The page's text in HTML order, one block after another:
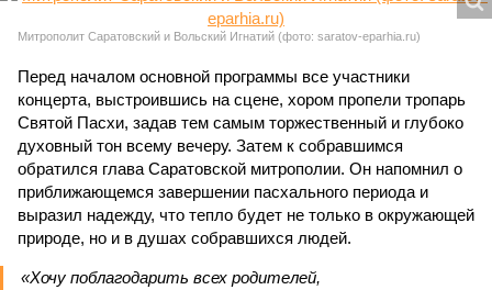
Митрополит Саратовский и Вольский Игнатий (фото: saratov-eparhia.ru)
Перед началом основной программы все участники
концерта, выстроившись на сцене, хором пропели тропарь
Святой Пасхи, задав тем самым торжественный и глубоко
духовный тон всему вечеру. Затем к собравшимся
обратился глава Саратовской митрополии. Он напомнил о
приближающемся завершении пасхального периода и
выразил надежду, что тепло будет не только в окружающей
природе, но и в душах собравшихся людей.
«Хочу поблагодарить всех родителей,